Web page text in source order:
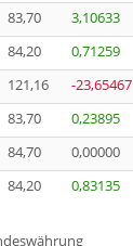
83,70 3,10633
84,20 0,71259
121,16 -23,65467
83,70 0,23895
84,70 0,00000
84,20 0,83135